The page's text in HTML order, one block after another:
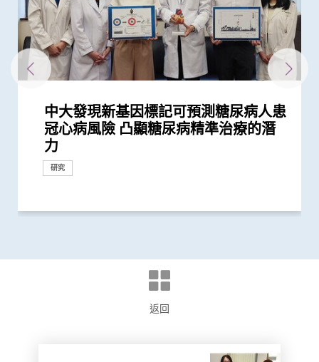
中大發現新基因標記可預測糖尿病人患
冠心病風險 凸顯糖尿病精準治療的潛
力
研究
中大醫學院領導國際研究顯示 成人1 型
糖尿病的新症發病率較傳統預期高
研究
中大研究發現「DNA端粒長度縮短」為
有效生物標記 能識別有較高心血管疾
病風險的糖尿病人
研究
中大建議所有孕婦作口服葡萄糖耐量測
試 全港兩成孕婦患妊娠糖尿 研究發現
其子女糖尿病風險為同齡兒童3倍
研究
中大成功拆解肝癌免疫治療耐藥性機制
揭一種免疫細胞具「除廢餵食」新功能
助癌細胞耐藥性
研究
中大教授陳重娥獲頒「清野裕傑出領袖
獎」 成為本港首名學者榮膺亞洲糖尿
病教研最高榮譽
獎項及榮譽
中大研究揭示環狀RNA乃大腦形成記憶
的關鍵 為神經退化疾病開闢新研究路
徑
研究
「賽馬會年輕糖尿支援計劃」為逾900
糖尿病年青患者提供連續血糖監測儀
數據顯示有效管控血糖 大幅降低嚴...
健康推廣計劃
中大開展為期四年DNA檢測計劃篩查
9,000名成年人士 以識別罹患早發性糖
尿病的高風險群組
健康推廣計劃
與牛津大學十年研究合作 中大開發首
個華人糖尿預後預測模型
研究
中大醫學院揭示可發酵碳水化合物飲食
介入治療 可加強二甲雙胍 metformin
預防2型糖尿病療效
研究
中大研究發現2型糖尿病對香港生產力
及經濟造成重大損失 年輕群組影響尤
為嚴重
研究
中大醫學院跨國合作研究成功開發針對
華人群體的「1型糖尿病基因風險評
分」工具 大幅提升糖尿病分類診斷準...
研究
中大醫學院研究顯示口服抗病毒藥物
「帕克斯洛維德」可將免疫力弱患者的
新冠後死亡風險降低42% 並揭示其與...
研究
中大證NT-proBNP有助預測2型糖尿病
患者併發心血管病及腎病風險
研究
中大成功研發可3D打印的生物活性材
料及其他肌腱相關技術 有望應用於修
復大範圍肌腱撕裂
研究
中大研究顯示口服抗病毒藥物「帕克斯
洛維德」可降低新冠住院患者急症期後
死亡和出現後遺症的風險
研究
中大利用大數據成功開發機器學習模型
精準預測老年糖尿病患者未來一年罹患
嚴重低血糖的風險
研究
中大城大神經科學專家證實動物擁有數
感 解決科學界多年爭論
研究
中大領導之國際研究發現2型糖尿病患
者併發腎病及心血管疾病的代謝生物標
誌物
研究
中大分析文字報告發現新冠症狀會隨病
毒變異及疫苗接種情況改變 並證實人
工智能大型語言模型有助傳染病研究
研究
中大研究顯示現實中僅少數2型糖尿病
患者能成功透過早期減重控制血糖以至
停藥
研究
中大醫學院發現良性前列腺增生患者感
染新冠病毒後 泌尿系統出現併發症風
險可高達五倍
研究
中大研究估算在本港新冠Omicron病
毒流行期間 半數感染個案未被發現
研究
中大領導的跨國研究發現可準確預測糖
尿病病人患上心血管疾病之生物標誌物
勢將改寫臨床指引
研究
中大醫學院研發的SIM01微生態配方有
效紓緩新冠後遺症 研究結果剛發表於
國際權威醫學期刊 《刺針傳染病學》
研究
中大醫學院與美國貝勒醫學院合作研究
首次發現DHX9基因突變導致神經發育
障礙
研究
中大醫學院發現可預測新冠疫苗長期藥
效的腸道微生物和代謝物標記
研究
中大醫學院一期臨床研究中心成立十周
年 完成逾150項早期臨床試驗項目 助癌
症及糖尿病患者確立新治療藥物
研究
中大研究發現香港兒童近視率創新高
新冠疫情後六歲兒童患近視人數倍增
低濃度阿托品眼藥水結合紅光療法研...
研究
中大威院研究證實新冠抗病毒藥適用於
嚴重腎病患者
研究
研究揭示在懷孕期間感染2019冠狀病毒
病 如何對胎盤造成不良影響
研究
中大證實「醫健通」健康管理功能有助
糖尿病自我管理
研究
新冠疫苗復必泰及科興引發之「T細胞
反應」可有效預防不同新冠病毒變異株
引起的嚴重疾病
研究
中大研究證實新冠口服藥有效降低院舍
長者五成入院風險及防止病情惡化
研究
中大醫學院大型臨床研究證實口服微膠
囊活菌配方SIM01有效紓緩新冠後遺症
研究
中大成功研發新演算法預測糖尿病腎臟
病變 簡單抽血即可助醫生及早發現2型
糖尿病患者的腎臟問題
研究
中大研究顯示新冠風土化期間市民願意
繼續戴口罩及用酒精消毒液潔手 但接
種新冠疫苗加強劑意願偏低
研究
新計劃啟動 支援年輕糖尿病患者
健康推廣計劃
中大醫學院進行亞洲最大型長新冠研究
推算生殖系統徵狀如性功能障礙困擾逾
40萬港人
研究
中大破解全球最全面的「美國曱甴」基
因組圖譜 揭示曱甴新型致敏原 有助開
發精準免疫治療
研究
中大發現年輕糖尿病前期患者患糖尿病
的終生風險高達90% 心血管疾病風險增
近70%
研究
中大調查發現半數香港孕婦懷孕初期鈉
攝取超標
研究
港大及中大醫學院聯合研究證實 吸煙
及肥胖令患上重症新冠肺炎的風險增加
65%至81%
研究
中大研究顯示持續服用RASi類藥物可以
降低 2型糖尿病晚期腎病患者出現心腎
併發症的風險
研究
中大發現促進關聯記憶形成的神經結構
有助更深入了解腦部疾病如何損害記憶
研究
大型臨床研究證中大腸道微生態配方
(SIM01) 能減新冠及其他細菌和病毒感
染風險
研究
中大研究建議本港安老院舍應維持現有
防疫措施
研究
中大港大研究發現新冠口服藥可降低住
院患者死亡風險近八成 並可顯著減低
門診患者入院率近九成
研究
中大全球首證血糖波動不穩的肥胖型糖
尿病患者有較高患癌風險 並證實接受
一類常用降血壓藥物的糖尿病患者患...
研究
中大成功開發實時生物信息平台評估新
冠疫苗效用 針對變異病毒 準確度達
95%
研究
中大醫學院獲醫管局支持開展香港首個
大型長新冠研究 協助政府策劃更全面
的長新冠醫療服務
研究
本港兒童疫情期間生活習慣全線失守
疫下兒童超重和肥胖比率增近兩倍 疫
後抗拒「重回正軌」
研究
中大研究發現接種疫苗加強劑有效提高
母乳中新冠病毒抗體 保護年幼嬰兒
研究
中大研究揭開蟎蟲進化史 有助加強預
防、診斷和治療常見的蟎過敏
研究
中大研究顯示第三劑疫苗是高危群組抵
抗新冠病毒感染的關鍵
研究
港大及中大醫學院聯合研究發現已接種
疫苗人士 在感染新型冠狀病毒變異株
Omicron後能對不同的新冠病毒變異...
研究
中大臨床研究中心與中大醫院合作 進
行香港首個專為新冠肺炎研發的口服藥
物臨床研究
研究
中大醫學院全球首證有「長新冠型腸道
微生態」利用腸道微生態可準確預測、
診斷及治療「長新冠」
研究
中大醫學院研究顯示新冠康復者有較高
風險出現乾眼症
研究
中大醫學院聯同九龍城民政事務處舉辦
社區學童疫苗接種計劃 目標為2,000名
市民接種新冠疫苗
健康推廣計劃
港大及中大醫學院聯合研究發現 吸煙
增加患上新冠肺炎的風險
研究
中大港大幹細胞研究揭示新冠病毒誘發
血管炎症新機制
研究
中大研究發現腸道微生態失衡與「長新
冠」息息相關
研究
一月七日起重啟部分嚴謹社交距離措施
後的香港疫情估算
研究
港大及中大醫學院聯合研究發現 第三
劑復必泰疫苗能提供足夠抗體 抵抗新
型冠狀病毒變異株Omicron
研究
港大及中大醫學院聯合研究發現 新型
冠狀病毒變異株 Omicron 可大幅減低
復必泰疫苗的病毒中和能力
研究
中大研究顯示DNA端粒長度可用於預測
糖尿病患者腎功能衰退
研究
中大港大聯合研究發現「青春雙歧桿
菌」可加強新冠疫苗成效
研究
中大研究揭示新冠肺炎患者急性腎損傷
的新機制和治療方法
研究
中大聯同港大及倫敦大學學院破解基因
突變引致先天性巨結腸症機制 為開發
嶄新治療方案提供線索
研究
中大研究顯示訂立標準的實驗設置有助
確保新冠病毒核酸檢測表現
研究
中大發現新冠疫情期間本港學童近視發
病率為疫情前2.5倍 研究指減少戶外活
動時間及增加使用電子產品為主因
研究
中大醫學院調查發現 僅4分之1未接種
新冠疫苗人士有意於未來半年接種 必
須盡快增加接種誘因
研究
中大醫學院推算全港約有二萬名未被發
現新冠感染者 研究證實本港所有疫苗
接種者均產生中和抗體 呼籲透過接種...
研究
中大與港大醫學院帶領國際科研團隊發
現丙肝藥物可治新冠肺炎
研究
中大發現新方法將肝腫瘤由「冷」轉
「熱」 激活免疫T細胞滅癌 助發展更有
效的新免疫療法
研究
中大研究顯示新冠病毒抗體可經母體傳
至胎兒
研究
中大醫學院研究指幼兒成為新冠病毒
「隱形傳播者」的風險不容忽視 病毒
載量及帶活性病毒的比例偏高 持續帶...
研究
中大醫學院研究指出優化腸道微生態有
望提升新冠疫苗安全及成效
研究
中大醫學院與海外外科專家聯合建議
新冠患者將手術延後七星期以減低死亡
風險
國際合作
中大醫學院馬青雲教授獲亞洲糖尿病研
究協會表揚研究成就及貢獻
獎項及榮譽
中大研究顯示空氣污染地區居住者 可
安全地透過定期運動預防罹患糖尿病
研究
中大發現新冠患者的腸道內缺乏可調節
免疫力的益菌 八成新冠患者出現「長
新冠」症狀 腸道微生態失衡成關鍵
研究
中大醫學院調查發現政府在推動新冠疫
苗接種上扮演最重要角色
研究
中大證實以鼻紙條採集鼻液樣本檢測新
冠肺炎安全、簡易及準確度高 適用於
不同年齡層 提倡廣泛使用以達更佳疫...
研究
四成港人腸道微生態失衡情況與新冠患
者類似 中大研發「微生態免疫力配
方」證有效促進新冠患者康復 有望提...
研究
中大研究顯示社區接觸環境對新冠肺炎
傳播起關鍵作用 娛樂場所是傳播次數
最多的主要接觸環境
研究
中大醫學院聯同全球糖尿病知名專家合
作四年 為《刺針》制定糖尿病多元綜
合策略
國際合作
中大研究顯示糖尿病死亡率及併發症發
生率正下降 唯年輕糖尿病患者情況未
見改善
研究
中大聯同理大及西悉尼大學研究發現人
體神經系統產生更高效能跑步方法的機
制
研究
中大證新冠嬰孩患者糞便帶病毒 可成
隱形傳播者 成立新冠病毒檢測中心 致
力為嬰幼兒作糞便檢測
研究
本港新冠肺炎死亡個案絕大部分為60歲
或以上 中大率領國際專家共同制定策
略 照顧長者及認知障礙症患者
研究
中大研究顯示新冠肺炎患者常見有肝臟
受損問題 建議監測患者肝功能 及早發
現病情惡化
研究
中大醫學院團隊發現B細胞及基因
GPR18可預測多種癌症的存活期
研究
中大醫學院領導的調查顯示 全球泌尿
科服務因新冠病毒大流行而被嚴重推遲
研究
中大全球首證新冠患者腸道微生態現失
衡狀況 成功研發益生菌配方平衡腸道
微生態 有望增強免疫力
研究
中大研究發現引起壓力行為反應的大腦
訊息傳遞路徑 為探究腦部疾病引致的
異常重複行為提供基礎
研究
中大醫學院團隊發現一種新型生物標記
可在頭頸癌患者中預測長一倍的存活期
研究
中大招募三千港人 偵查隱性新冠感染
拆解防疫關鍵
研究
中大醫學院為機場抵港人士提供免費糞
便檢測服務 首階段以兒童及嬰孩為目
標 助揪出感染新型冠狀病毒「隱形個...
臨床服務
中大發現新型冠狀病毒於呼吸道清除後
仍存留於糞便 計劃為檢疫中心隔離人
士化驗糞便 及早揪出「隱形個案」減...
研究
中大醫學院公布「2019新型冠狀病毒社
區研究」結果
研究
中大醫學院兩名傑出學者 獲裘槎基金
會頒發「裘槎優秀醫學科研者獎2020」
獎項及榮譽
患有多囊卵巢綜合症華人女性的糖尿病
風險是非患病人士的4倍
研究
中大醫學院陳重娥教授獲頒國際獎項以
表揚在糖尿病研究及治理的卓越貢獻
獎項及榮譽
中大研究發現每6位糖尿病患者有1位出
現腎功能急劇下降
研究
中大研究發現「認知靈活性」調節機制
多巴胺失調可致靈活性受損
研究
中大研究發現維持體內鐵質水平之關鍵
物質 如缺乏可致過量鐵質積聚 損害主
要器官
研究
中大生物醫學學院力爭成世界領先生物
醫學中心 培育頂尖生物醫學專才 開
拓高端「轉化醫學」研究
里程碑
中大港大合作開展復發性卵巢癌藥物基
因組學研究 免費為百名本地病人提供
分析
研究
中大「蔡永業腦神經科學中心」破解大
腦學習動作技能原理
研究
中大成功揭示腫瘤免疫逃脱新機制 開
拓「免疫療法」新方向
研究
中大公布「動脈粥樣硬化」形成新發現
揭示心血管疾病治療新方向
研究
中大推全球首項運用「單細胞基因技
術」檢測卵子質素研究 破解卵子老化
及女性不育之謎
研究
中大研究發現每5名糖尿病患者中 1人
因脂肪肝引致嚴重肝纖維化或肝硬化
研究
中大聯同國際專家發現引致腦退化基
因 為治療及預防「阿茲海默氏症」帶
來新方向
研究
中大研究指朋儕關顧 可減少受情緒困
擾之糖尿患者住院百分比
研究
中大發現糖尿患者患抑鬱症風險為一般
人的兩倍 倡以一分鐘問卷及早評估糖
尿患者的精神健康狀況
研究
中大領導團隊全球率先破解粉塵蟎基因
組 為吸入性過敏疾病提供診斷及治療
新方向
研究
中大研究新模式完善中國糖尿病護理系
統
研究
中大研究顯示年輕及體重正常人士亦具
罹患糖尿病風險 籲把握「黃金五年」
確診期減併發症機會
研究
中大研究發現囊性纖維化與糖尿病關連
的原因
研究
中大研究指六成糖尿病患者睡眠質素欠
佳 中醫耳穴療法有助改善睡眠質素及
控制血糖
研究
中文大學與上海交通大學成功發現預測
中國人糖尿病的基因標記
研究
中大與美國專家攜手合作進行臨床遺傳
學培訓 設立本港首個一站式遺傳病門
診服務
國際合作
中大成功研發全自動化視網膜圖像分析
系統 有助糖尿病患者預防中風
研究
中大羅桂祥綜合生物醫學大樓今天正式
開幕
里程碑
返回